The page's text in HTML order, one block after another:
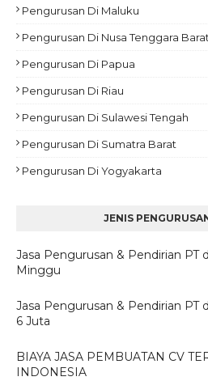
Pengurusan Di Maluku
Pengurusan Di Nusa Tenggara Barat
Pengurusan Di Papua
Pengurusan Di Riau
Pengurusan Di Sulawesi Tengah
Pengurusan Di Sumatra Barat
Pengurusan Di Yogyakarta
JENIS
Jasa Pengurusan & Pendirian PT
Minggu
Jasa Pengurusan & Pendirian PT
6 Juta
BIAYA JASA PEMBUATAN CV
INDONESIA